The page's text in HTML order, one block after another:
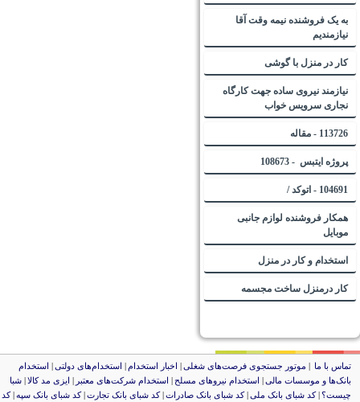
به یک فروشنده نیمه وقت آقا
نیازمندیم
کار در منزل با گوشی
نیازمند نیروی ساده جهت کارگاه
نجاری سرویس خواب
113726 - مقاله
پروژه ایتبس - 108673
104691 - اتوکد /
همکار فروشنده لوازم جانبی
موبایل
استخدام و کار در منزل
کار درمنزل ساخت مجسمه
تماس با ما | موتور جستجوی فرصت‌های شغلی| اخبار استخدام |استخدام‌های دولتی| استخدام‌
بانک‌ها و موسسات مالی | استخدام‌ نیروهای مسلح |استخدام‌ شرکت‌های معتبر|ایزی مد کالا|شبا
چیست؟|کد شبای بانک ملی| کد شبای بانک صادرات |کد شبای بانک تجارت |کد شبای بانک سپه|کد